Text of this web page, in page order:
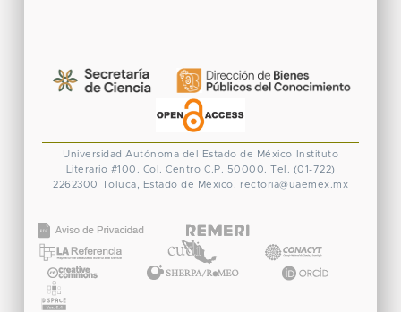
Universidad Autónoma del Estado de México
Instituto
Literario #100. Col. Centro C.P. 50000. Tel. (01-722)
2262300 Toluca, Estado de México. rectoria@uaemex.mx